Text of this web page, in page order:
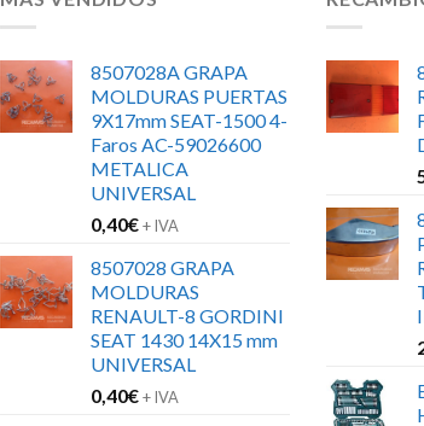
8507028A GRAPA
MOLDURAS PUERTAS
9X17mm SEAT-1500 4-
Faros AC-59026600
METALICA
UNIVERSAL
0,40€+ IVA
8507028 GRAPA
MOLDURAS
RENAULT-8 GORDINI
SEAT 1430 14X15 mm
UNIVERSAL
0,40€+ IVA